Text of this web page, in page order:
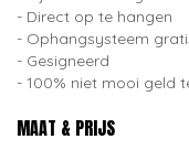
Direct op te hangen
Ophangsysteem
Gesigneerd
100% niet mooi geld
MAAT & PRIJS